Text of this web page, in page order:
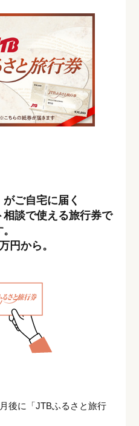
ご自宅に届く
談で使える旅行券で
円から。
後に「JTBふるさと旅行